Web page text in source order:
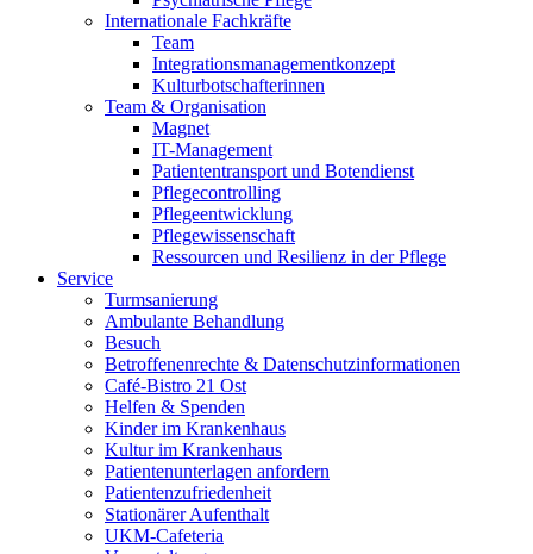
Internationale Fachkräfte
Team
Integrationsmanagementkonzept
Kulturbotschafterinnen
Team & Organisation
Magnet
IT-Management
Patiententransport und Botendienst
Pflegecontrolling
Pflegeentwicklung
Pflegewissenschaft
Ressourcen und Resilienz in der Pflege
Service
Turmsanierung
Ambulante Behandlung
Besuch
Betroffenenrechte & Datenschutzinformationen
Café-Bistro 21 Ost
Helfen & Spenden
Kinder im Krankenhaus
Kultur im Krankenhaus
Patientenunterlagen anfordern
Patientenzufriedenheit
Stationärer Aufenthalt
UKM-Cafeteria